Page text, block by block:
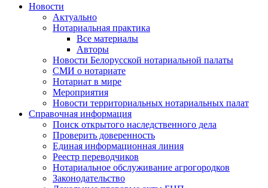
Новости
Актуально
Нотариальная практика
Все материалы
Авторы
Новости Белорусской нотариальной палаты
СМИ о нотариате
Нотариат в мире
Мероприятия
Новости территориальных нотариальных палат
Справочная информация
Поиск открытого наследственного дела
Проверить доверенность
Единая информационная линия
Реестр переводчиков
Нотариальное обслуживание агрогородков
Законодательство